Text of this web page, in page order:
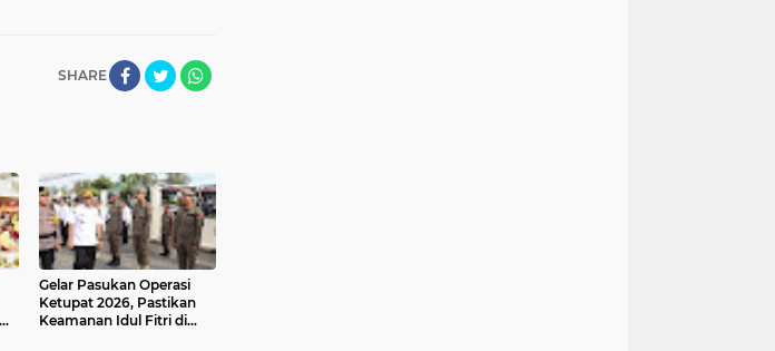
SHARE
Gelar Pasukan Operasi
Ketupat 2026, Pastikan
Keamanan Idul Fitri di